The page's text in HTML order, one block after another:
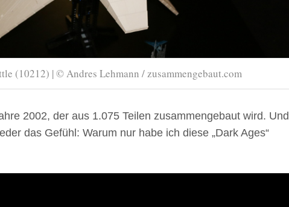
(10212) | © Andres Lehmann / zusammengebaut.com
2002, der aus 1.075 Teilen zusammengebaut wird. Und
das Gefühl: Warum nur habe ich diese „Dark Ages“